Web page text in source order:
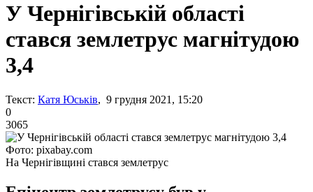
У Чернігівській області
стався землетрус магнітудою
3,4
Текст: Катя Юськів, 9 грудня 2021, 15:20
0
3065
Фото: pixabay.com
На Чернігівщині стався землетрус